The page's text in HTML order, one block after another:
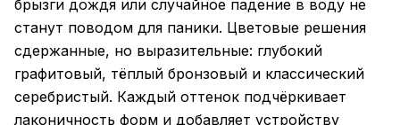
брызги дождя или случайное падение в воду не
станут поводом для паники. Цветовые решения
сдержанные, но выразительные: глубокий
графитовый, тёплый бронзовый и классический
серебристый. Каждый оттенок подчёркивает
лаконичность форм и добавляет устройству